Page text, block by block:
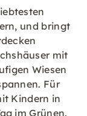
und bringt
mit
Wiesen
Für
Kindern in
im Grünen.